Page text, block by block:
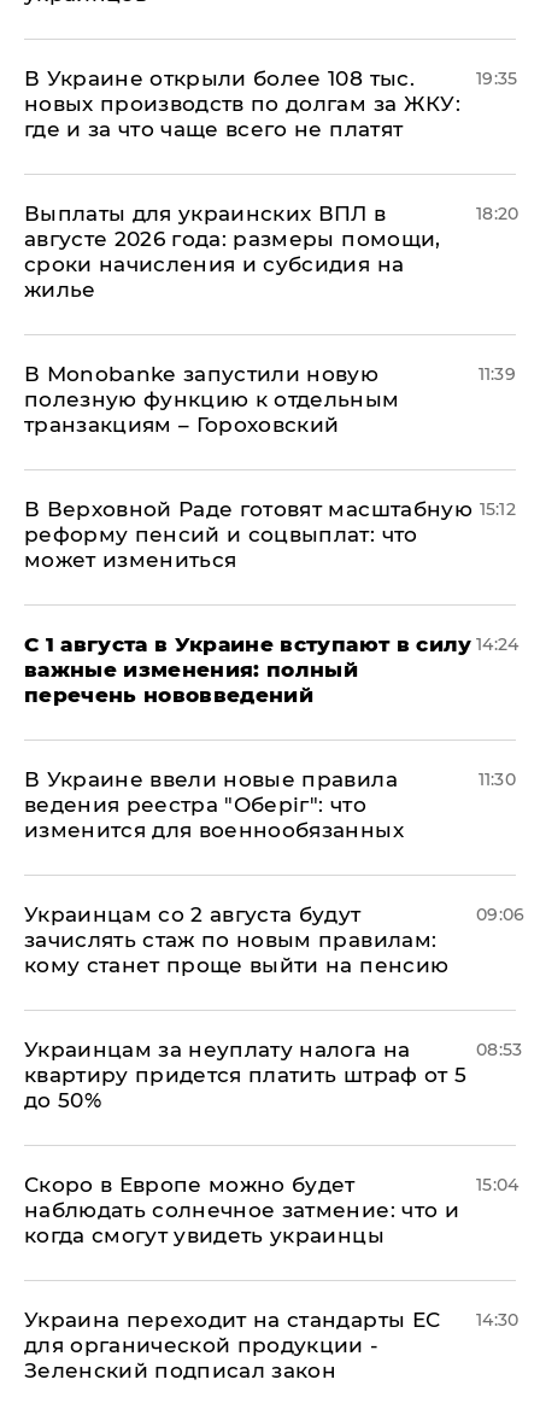
В Украине открыли более 108 тыс.
новых производств по долгам за ЖКУ:
где и за что чаще всего не платят
19:35
Выплаты для украинских ВПЛ в
августе 2026 года: размеры помощи,
сроки начисления и субсидия на
жилье
18:20
В Мonobankе запустили новую
полезную функцию к отдельным
транзакциям – Гороховский
11:39
В Верховной Раде готовят масштабную
реформу пенсий и соцвыплат: что
может измениться
15:12
С 1 августа в Украине вступают в силу
важные изменения: полный
перечень нововведений
14:24
В Украине ввели новые правила
ведения реестра "Оберіг": что
изменится для военнообязанных
11:30
Украинцам со 2 августа будут
зачислять стаж по новым правилам:
кому станет проще выйти на пенсию
09:06
Украинцам за неуплату налога на
квартиру придется платить штраф от 5
до 50%
08:53
Скоро в Европе можно будет
наблюдать солнечное затмение: что и
когда смогут увидеть украинцы
15:04
Украина переходит на стандарты ЕС
для органической продукции -
Зеленский подписал закон
14:30